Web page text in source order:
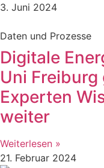
3. Juni 2024
Daten und Prozesse
Digitale
Uni Freiburg
Experten
weiter
Weiterlesen »
21. Februar 2024